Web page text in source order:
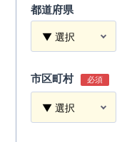
都道府県
市区町村 必須